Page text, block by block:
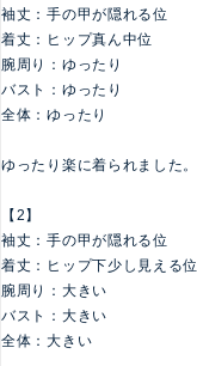
袖丈：手の甲が隠れる位
着丈：ヒップ真ん中位
腕周り：ゆったり
バスト：ゆったり
全体：ゆったり
ゆったり楽に着られました。
【2】
袖丈：手の甲が隠れる位
着丈：ヒップ下少し見える位
腕周り：大きい
バスト：大きい
全体：大きい